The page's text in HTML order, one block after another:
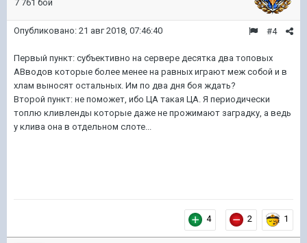
7 761 бой
#4
Опубликовано: 21 авг 2018, 07:46:40
Первый пункт: субъективно на сервере десятка два топовых
АВводов которые более менее на равных играют меж собой и в
хлам выносят остальных. Им по два дня боя ждать?
Второй пункт: не поможет, ибо ЦА такая ЦА. Я периодически
топлю кливленды которые даже не прожимают заградку, а ведь
у клива она в отдельном слоте...
4 2 1